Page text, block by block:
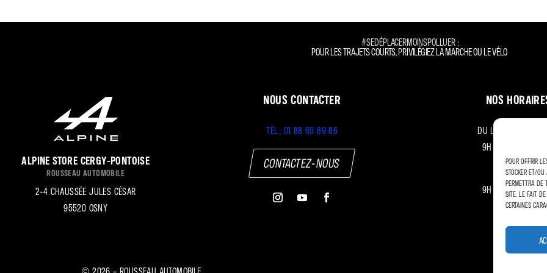
Pour offrir
stocker et/ou
permettra de
site. Le fait
certaines
#SeDéplacerMoinsPolluer :
Pour les trajets courts, privilégiez la marche ou le vélo
Alpine Store Cergy-Pontoise
Rousseau Automobile
2-4 chaussée Jules César
95520 Osny
Nous contacter
Tél.: 01 88 60 89 86
Contactez-nous
Nos
du Lundi au
9h – 12h
le Samedi
9h – 12h|14h –